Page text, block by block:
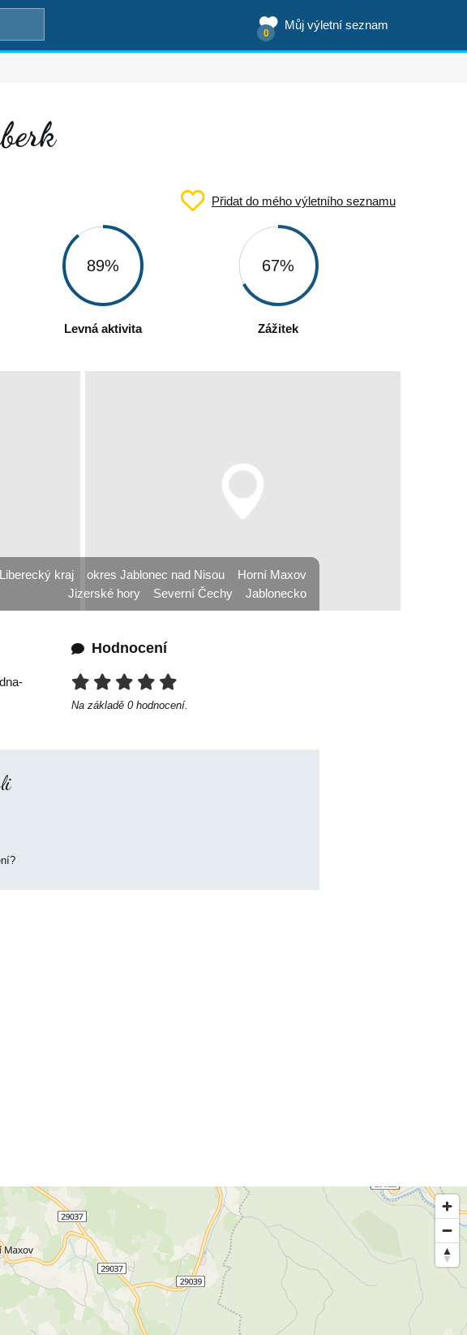
Můj výletní seznam
0
Přidat do mého výletního seznamu
89%
Levná aktivita
67%
Zážitek
Hodnocení
Na základě 0 hodnocení.
Liberecký kraj okres Jablonec nad Nisou
Horní Maxov
Jizerské hory
Severní Čechy Jablonecko